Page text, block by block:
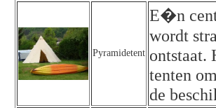
Pyramidetent
E�n
wordt
ontstaat.
tenten
de